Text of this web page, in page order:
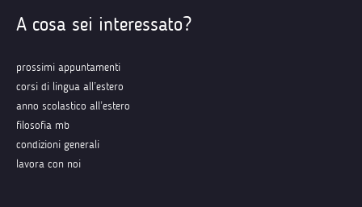
A cosa sei interessato?
prossimi appuntamenti
corsi di lingua all’estero
anno scolastico all’estero
filosofia mb
condizioni generali
lavora con noi